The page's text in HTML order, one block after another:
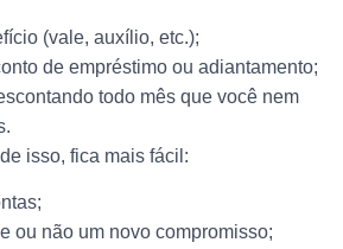
(vale, auxílio, etc.);
de empréstimo ou adiantamento;
todo mês que você nem
isso, fica mais fácil:
ou não um novo compromisso;